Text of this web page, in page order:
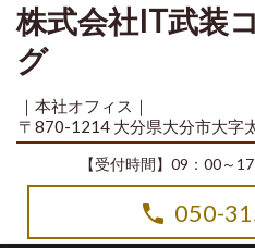
株式会社IT武装
グ
｜本社オフィス｜
〒870-1214 大分県大分市大字
【受付時間】09：00～
050-